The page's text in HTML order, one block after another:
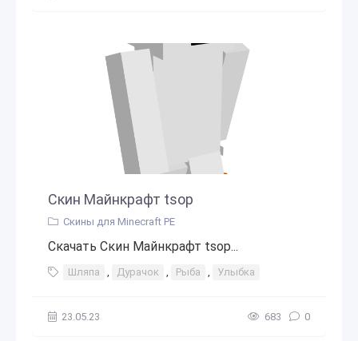
Скин Майнкрафт tsop
Скины для Minecraft PE
Скачать Скин Майнкрафт tsop...
Шляпа , Дурачок , Рыба , Улыбка
23.05.23 683 0